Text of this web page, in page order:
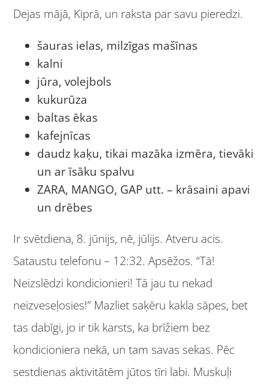
Dejas mājā, Kiprā, un raksta par savu pieredzi.
šauras ielas, milzīgas mašīnas
kalni
jūra, volejbols
kukurūza
baltas ēkas
kafejnīcas
daudz kaķu, tikai mazāka izmēra, tievāki
un ar īsāku spalvu
ZARA, MANGO, GAP utt. – krāsaini apavi
un drēbes
Ir svētdiena, 8. jūnijs, nē, jūlijs. Atveru acis.
Sataustu telefonu – 12:32. Apsēžos. “Tā!
Neizslēdzi kondicionieri! Tā jau tu nekad
neizveseļosies!” Mazliet saķēru kakla sāpes, bet
tas dabīgi, jo ir tik karsts, ka brīžiem bez
kondicioniera nekā, un tam savas sekas. Pēc
sestdienas aktivitātēm jūtos tīri labi. Muskuļi